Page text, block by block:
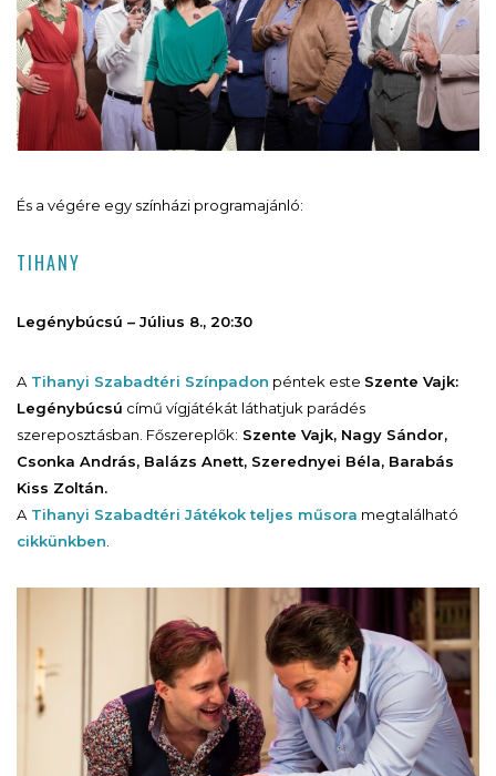
És a végére egy színházi programajánló:
TIHANY
Legénybúcsú – Július 8., 20:30
A Tihanyi Szabadtéri Színpadon péntek este Szente Vajk:
Legénybúcsú című vígjátékát láthatjuk parádés
szereposztásban. Főszereplők: Szente Vajk, Nagy Sándor,
Csonka András, Balázs Anett, Szerednyei Béla, Barabás
Kiss Zoltán.
A Tihanyi Szabadtéri Játékok teljes műsora megtalálható
cikkünkben